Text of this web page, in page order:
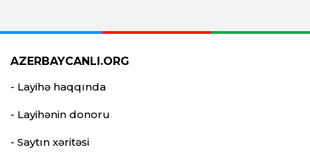
AZERBAYCANLI.ORG
- Layihə haqqında
- Layihənin donoru
- Saytın xəritəsi